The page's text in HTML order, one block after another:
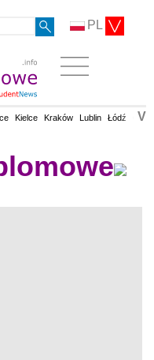
PL
Kielce Kraków Lublin Łódź V